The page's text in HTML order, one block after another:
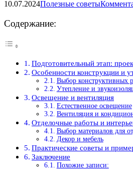
10.07.2024Полезные советы
Содержание:
Подготовительный этап:
Особенности конструкции и
Выбор конструктивных
Утепление и
Освещение и вентиляция
Естественное освещение
Вентиляция и
Отделочные работы и
Выбор материалов для
Декор и мебель
Практические советы и
Заключение
Похожие записи: